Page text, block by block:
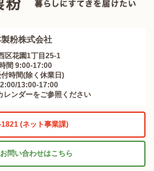
粉株式会社
区花園1丁目25-1
間 9:00-17:00
時間(除く休業日)
13:00-17:00
ンダーをご参照ください
(ネット事業課)
問い合わせはこちら